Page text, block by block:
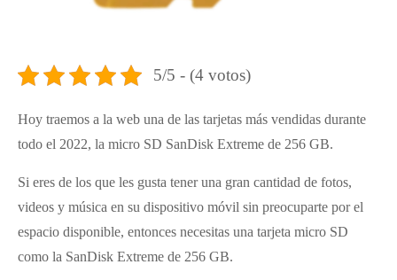
5/5 - (4 votos)
Hoy traemos a la web una de las tarjetas más vendidas durante
todo el 2022, la micro SD SanDisk Extreme de 256 GB.
Si eres de los que les gusta tener una gran cantidad de fotos,
videos y música en su dispositivo móvil sin preocuparte por el
espacio disponible, entonces necesitas una tarjeta micro SD
como la SanDisk Extreme de 256 GB.